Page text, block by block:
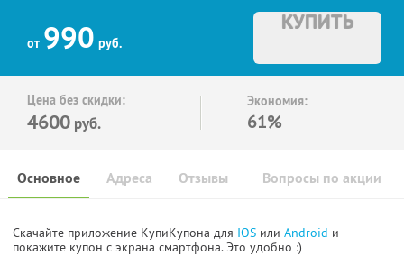
от 990 руб.
КУПИТЬ
Цена без скидки:
4600 руб.
Экономия:
61%
Основное Отзывы Вопросы по акции
Адреса
Скачайте приложение КупиКупона для IOS или Android и
покажите купон с экрана смартфона. Это удобно :)